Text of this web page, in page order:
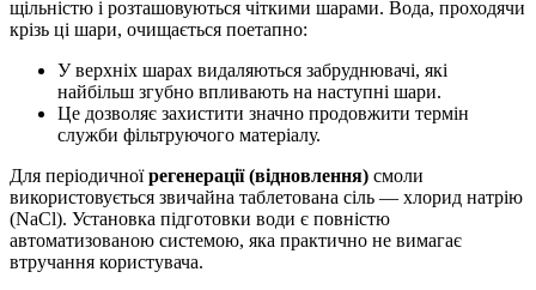
щільністю і розташовуються чіткими шарами. Вода, проходячи
крізь ці шари, очищається поетапно:
У верхніх шарах видаляються забруднювачі, які
найбільш згубно впливають на наступні шари.
Це дозволяє захистити значно продовжити термін
служби фільтруючого матеріалу.
Для періодичноїрегенерації (відновлення) смоли
використовується звичайна таблетована сіль — хлорид натрію
(NaCl). Установка підготовки води є повністю
автоматизованою системою, яка практично не вимагає
втручання користувача.